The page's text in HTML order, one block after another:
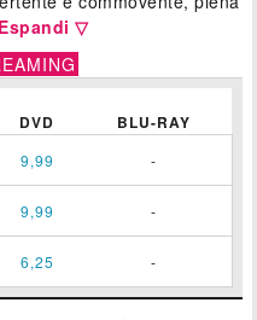
Espandi ▽
DVD BLU-RAY
9,99 -
9,99 -
6,25 -